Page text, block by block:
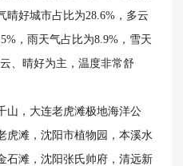
晴好城市占比为28.6%，多云
，雨天气占比为8.9%，雪天
、晴好为主，温度非常舒
山，大连老虎滩极地海洋公
虎滩，沈阳市植物园，本溪水
石滩，沈阳张氏帅府，清远新